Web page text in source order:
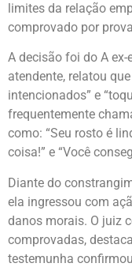
limites da relação
comprovado por
A decisão foi do A
atendente, relatou
intencionados” e
frequentemente
como: “Seu rosto é
coisa!” e “Você
Diante do
ela ingressou com
danos morais. O juiz
comprovadas,
testemunha